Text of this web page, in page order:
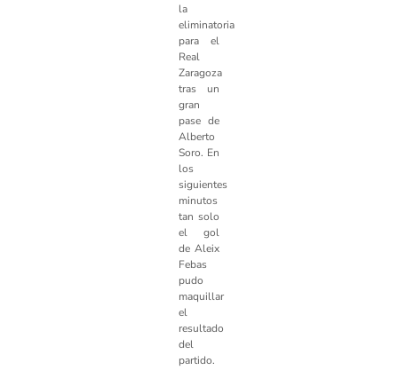
la
eliminatoria
para el
Real
Zaragoza
tras un
gran
pase de
Alberto
Soro. En
los
siguientes
minutos
tan solo
el gol
de Aleix
Febas
pudo
maquillar
el
resultado
del
partido.